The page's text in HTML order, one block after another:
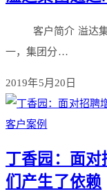
客户简介 溢达
一，集团分…
2019年5月20日
客户案例
丁香园：面
们产生了依赖